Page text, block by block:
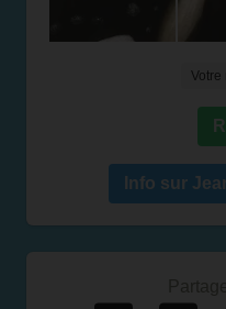
Votre
Info sur